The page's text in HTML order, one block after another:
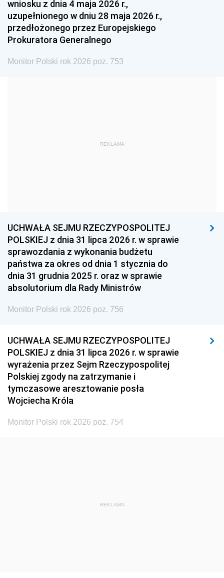
1984 1983
1981 1980 1979
1978 1977
1975 1974
1959
1939 1938 1937
1936 1930
wniosku z dnia 4 maja 2026 r.,
uzupełnionego w dniu 28 maja 2026 r.,
przedłożonego przez Europejskiego
Prokuratora Generalnego
Monitor Polski rok 2026 poz. 753
REKLAMA
UCHWAŁA SEJMU RZECZYPOSPOLITEJ
POLSKIEJ z dnia 31 lipca 2026 r. w sprawie
sprawozdania z wykonania budżetu
państwa za okres od dnia 1 stycznia do
dnia 31 grudnia 2025 r. oraz w sprawie
absolutorium dla Rady Ministrów
Monitor Polski rok 2026 poz. 756
UCHWAŁA SEJMU RZECZYPOSPOLITEJ
POLSKIEJ z dnia 31 lipca 2026 r. w sprawie
wyrażenia przez Sejm Rzeczypospolitej
Polskiej zgody na zatrzymanie i
tymczasowe aresztowanie posła
Wojciecha Króla
Monitor Polski rok 2026 poz. 754
REKLAMA